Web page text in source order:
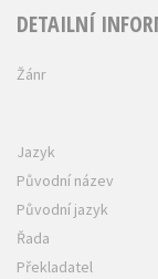
DETAILNÍ
Žánr
Jazyk
Původní název
Původní jazyk
Řada
Překladatel